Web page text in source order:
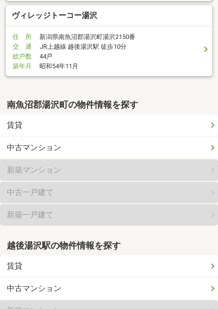
ヴィレッジトーコー湯沢
住 所
新潟県南魚沼郡湯沢町湯沢2150番
交 通
JR上越線 越後湯沢駅 徒歩10分
総戸数
44戸
築年月
昭和54年11月
南魚沼郡湯沢町の物件情報を探す
賃貸
中古マンション
新築マンション
中古一戸建て
新築一戸建て
越後湯沢駅の物件情報を探す
賃貸
中古マンション